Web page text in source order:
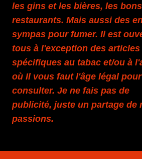
les gins et les bières, les bons
restaurants. Mais aussi des
sympas pour fumer. Il est
tous à l'exception des articles
spécifiques au tabac et/ou à
où Il vous faut l'âge légal
consulter. Je ne fais pas de
publicité, juste un partage de
passions.